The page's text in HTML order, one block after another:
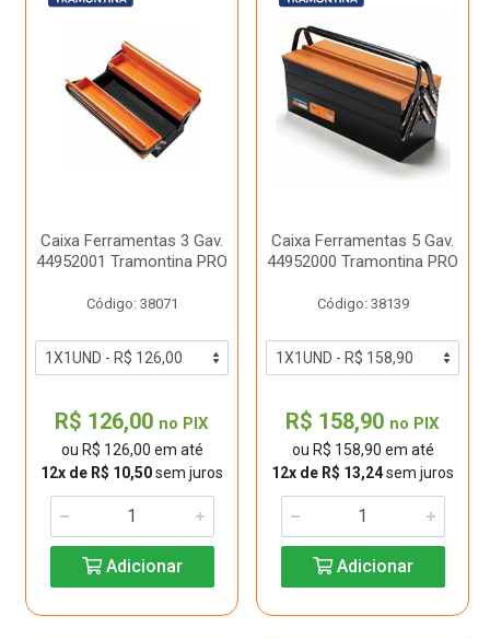
Caixa Ferramentas 3 Gav.
44952001 Tramontina PRO
Código: 38071
R$ 126,00 no PIX
ou R$ 126,00 em até
12x de R$ 10,50sem juros
Adicionar
Caixa Ferramentas 5 Gav.
44952000 Tramontina PRO
Código: 38139
R$ 158,90 no PIX
ou R$ 158,90 em até
12x de R$ 13,24sem juros
Adicionar